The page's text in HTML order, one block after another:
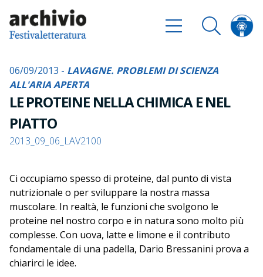
06/09/2013 - LAVAGNE. PROBLEMI DI SCIENZA
ALL'ARIA APERTA
LE PROTEINE NELLA CHIMICA E NEL
PIATTO
2013_09_06_LAV2100
Ci occupiamo spesso di proteine, dal punto di vista
nutrizionale o per sviluppare la nostra massa
muscolare. In realtà, le funzioni che svolgono le
proteine nel nostro corpo e in natura sono molto più
complesse. Con uova, latte e limone e il contributo
fondamentale di una padella, Dario Bressanini prova a
chiarirci le idee.